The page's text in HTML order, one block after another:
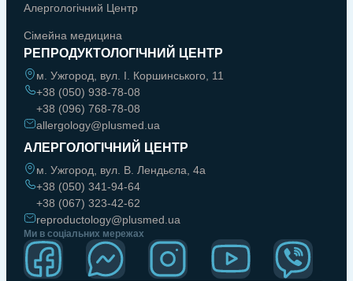
Алергологічний Центр
Сімейна медицина
РЕПРОДУКТОЛОГІЧНИЙ ЦЕНТР
м. Ужгород, вул. І. Коршинського, 11
+38 (050) 938-78-08
+38 (096) 768-78-08
allergology@plusmed.ua
АЛЕРГОЛОГІЧНИЙ ЦЕНТР
м. Ужгород, вул. В. Лендьєла, 4а
+38 (050) 341-94-64
+38 (067) 323-42-62
reproductology@plusmed.ua
Ми в соціальних мережах